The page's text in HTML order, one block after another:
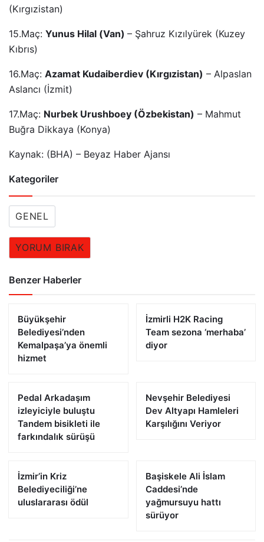
(Kırgızistan)
15.Maç: Yunus Hilal (Van) – Şahruz Kızılyürek (Kuzey
Kıbrıs)
16.Maç: Azamat Kudaiberdiev (Kırgızistan) – Alpaslan
Aslancı (İzmit)
17.Maç: Nurbek Urushboey (Özbekistan) – Mahmut
Buğra Dikkaya (Konya)
Kaynak: (BHA) – Beyaz Haber Ajansı
Kategoriler
GENEL
YORUM BIRAK
Benzer Haberler
Büyükşehir
Belediyesi’nden
Kemalpaşa’ya önemli
hizmet
İzmirli H2K Racing
Team sezona ‘merhaba’
diyor
Pedal Arkadaşım
izleyiciyle buluştu
Tandem bisikleti ile
farkındalık sürüşü
Nevşehir Belediyesi
Dev Altyapı Hamleleri
Karşılığını Veriyor
İzmir’in Kriz
Belediyeciliği’ne
uluslararası ödül
Başiskele Ali İslam
Caddesi’nde
yağmursuyu hattı
sürüyor